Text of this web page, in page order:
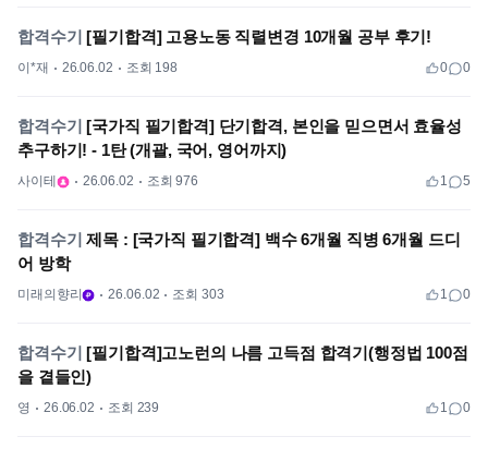
합격수기 [필기합격] 고용노동 직렬변경 10개월 공부 후기!
이*재 26.06.02 조회 198 0 0
합격수기 [국가직 필기합격] 단기합격, 본인을 믿으면서 효율성
추구하기! - 1탄 (개괄, 국어, 영어까지)
사이테 26.06.02 조회 976 1 5
합격수기 제목 : [국가직 필기합격] 백수 6개월 직병 6개월 드디
어 방학
미래의향리 26.06.02 조회 303 1 0
합격수기 [필기합격]고노런의 나름 고득점 합격기(행정법 100점
을 곁들인)
영 26.06.02 조회 239 1 0